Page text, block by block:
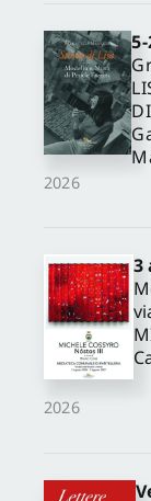
2026
2026
3